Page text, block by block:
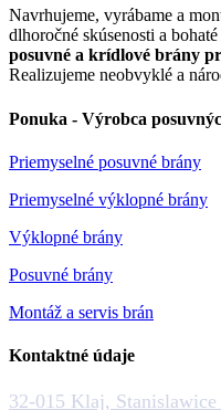
Navrhujeme, vyrábame a
dlhoročné skúsenosti a
posuvné a krídlové brány
Realizujeme neobvyklé a
Ponuka - Výrobca
Priemyselné posuvné brány
Priemyselné výklopné brány
Výklopné brány
Posuvné brány
Montáž a servis brán
Kontaktné údaje
32-015 Klaj, Stanislawice